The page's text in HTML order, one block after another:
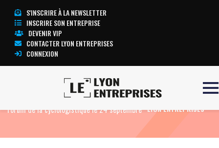
S'INSCRIRE À LA NEWSLETTER
INSCRIRE SON ENTREPRISE
DEVENIR VIP
CONTACTER LYON ENTREPRISES
CONNEXION
Annecy accueille le
Forum de la cyclologistique le 24 septembre
TOUTE L’ACTUALITÉ
LYON ENTREPRISES